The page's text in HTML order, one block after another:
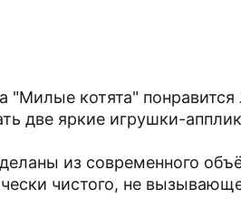
"Милые котята"
две яркие игрушки-
из современного
чистого, не